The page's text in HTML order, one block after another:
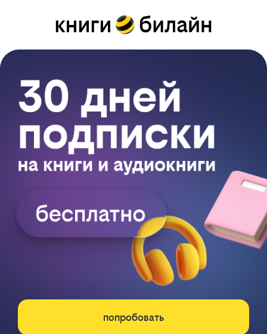
попробовать